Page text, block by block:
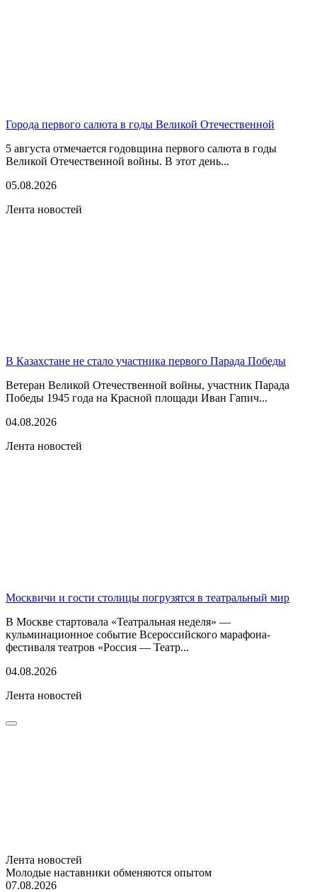
Города первого салюта в годы Великой Отечественной
5 августа отмечается годовщина первого салюта в годы
Великой Отечественной войны. В этот день...
05.08.2026
Лента новостей
В Казахстане не стало участника первого Парада Победы
Ветеран Великой Отечественной войны, участник Парада
Победы 1945 года на Красной площади Иван Гапич...
04.08.2026
Лента новостей
Москвичи и гости столицы погрузятся в театральный мир
В Москве стартовала «Театральная неделя» —
кульминационное событие Всероссийского марафона-
фестиваля театров «Россия — Театр...
04.08.2026
Лента новостей
Лента новостей
Молодые наставники обменяются опытом
07.08.2026